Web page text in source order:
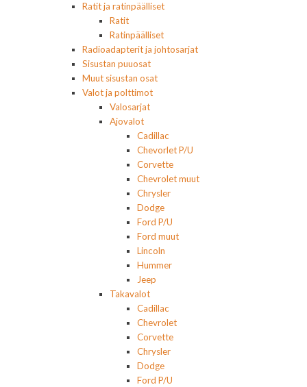
Ratit ja ratinpäälliset
Ratit
Ratinpäälliset
Radioadapterit ja johtosarjat
Sisustan puuosat
Muut sisustan osat
Valot ja polttimot
Valosarjat
Ajovalot
Cadillac
Chevorlet P/U
Corvette
Chevrolet muut
Chrysler
Dodge
Ford P/U
Ford muut
Lincoln
Hummer
Jeep
Takavalot
Cadillac
Chevrolet
Corvette
Chrysler
Dodge
Ford P/U